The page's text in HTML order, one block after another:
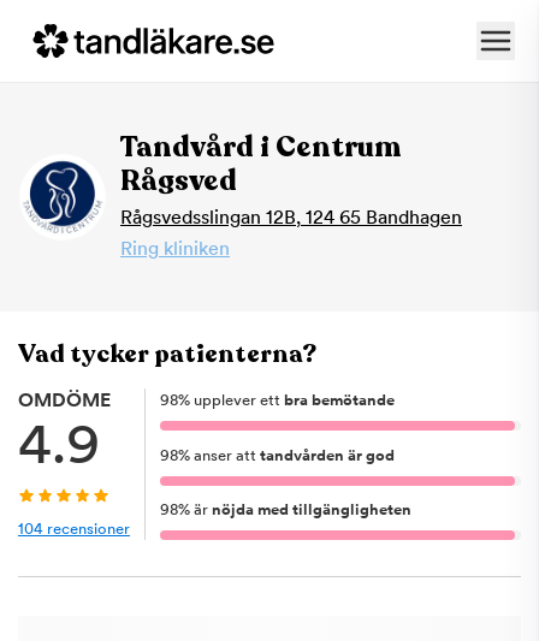
Tandvård i Centrum
Rågsved
Rågsvedsslingan 12B, 124 65 Bandhagen
Ring kliniken
Vad tycker patienterna?
OMDÖME
4.9
104 recensioner
98% upplever ett bra bemötande
98% anser att tandvården är god
98% är nöjda med tillgängligheten